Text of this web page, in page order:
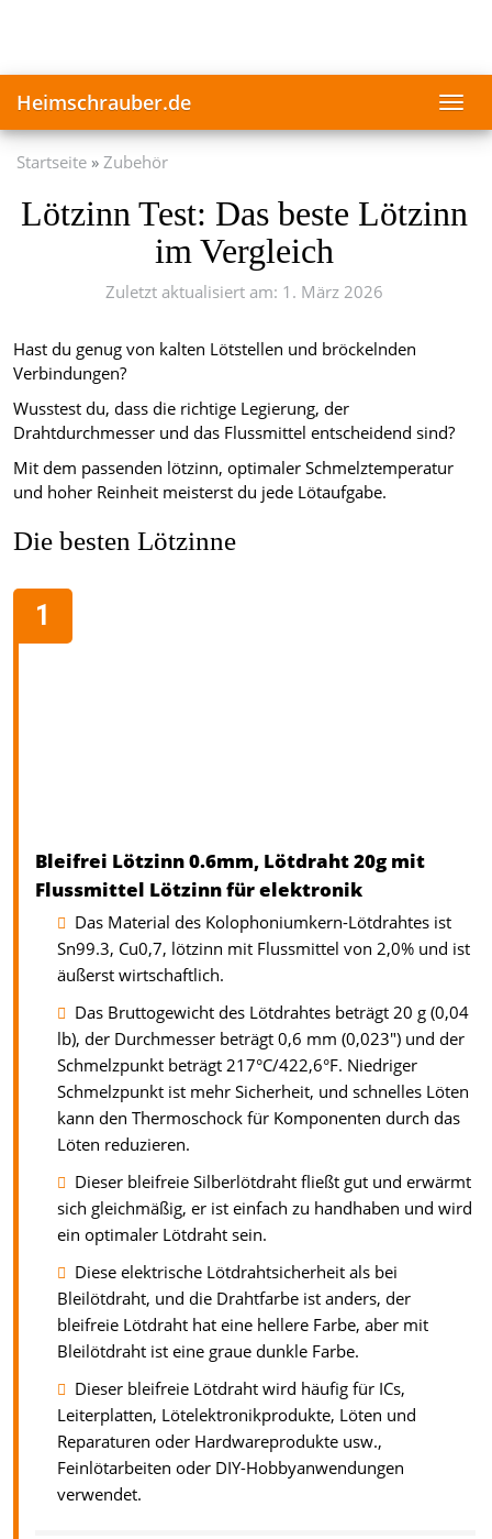
Heimschrauber.de
Startseite Zubehör
Lötzinn Test: Das beste Lötzinn
im Vergleich
Zuletzt aktualisiert am: 1. März 2026
Hast du genug von kalten Lötstellen und bröckelnden
Verbindungen?
Wusstest du, dass die richtige Legierung, der
Drahtdurchmesser und das Flussmittel entscheidend sind?
Mit dem passenden lötzinn, optimaler Schmelztemperatur
und hoher Reinheit meisterst du jede Lötaufgabe.
Die besten Lötzinne
Bleifrei Lötzinn 0.6mm, Lötdraht 20g mit
Flussmittel Lötzinn für elektronik
Das Material des Kolophoniumkern-Lötdrahtes ist
Sn99.3, Cu0,7, lötzinn mit Flussmittel von 2,0% und ist
äußerst wirtschaftlich.
Das Bruttogewicht des Lötdrahtes beträgt 20 g (0,04
lb), der Durchmesser beträgt 0,6 mm (0,023") und der
Schmelzpunkt beträgt 217°C/422,6°F. Niedriger
Schmelzpunkt ist mehr Sicherheit, und schnelles Löten
kann den Thermoschock für Komponenten durch das
Löten reduzieren.
Dieser bleifreie Silberlötdraht fließt gut und erwärmt
sich gleichmäßig, er ist einfach zu handhaben und wird
ein optimaler Lötdraht sein.
Diese elektrische Lötdrahtsicherheit als bei
Bleilötdraht, und die Drahtfarbe ist anders, der
bleifreie Lötdraht hat eine hellere Farbe, aber mit
Bleilötdraht ist eine graue dunkle Farbe.
Dieser bleifreie Lötdraht wird häufig für ICs,
Leiterplatten, Lötelektronikprodukte, Löten und
Reparaturen oder Hardwareprodukte usw.,
Feinlötarbeiten oder DIY-Hobbyanwendungen
verwendet.